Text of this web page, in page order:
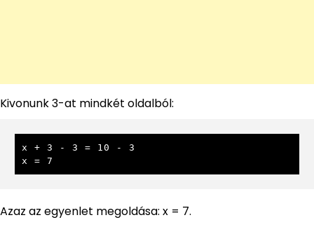
Kivonunk 3-at mindkét oldalból:
x + 3 - 3 = 10 - 3
x = 7
Azaz az egyenlet megoldása: x = 7.